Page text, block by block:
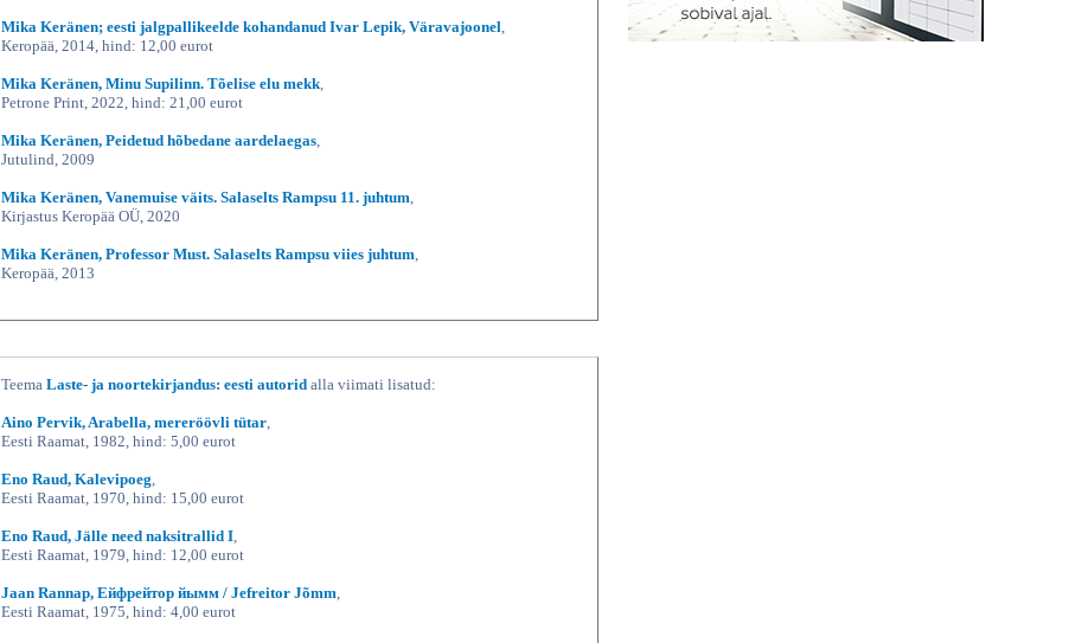
Mika Keränen; eesti jalgpallikeelde kohandanud Ivar Lepik, Väravajoonel,
Keropää, 2014, hind: 12,00 eurot
Mika Keränen, Minu Supilinn. Tõelise elu mekk,
Petrone Print, 2022, hind: 21,00 eurot
Mika Keränen, Peidetud hõbedane aardelaegas,
Jutulind, 2009
Mika Keränen, Vanemuise väits. Salaselts Rampsu 11. juhtum,
Kirjastus Keropää OÜ, 2020
Mika Keränen, Professor Must. Salaselts Rampsu viies juhtum,
Keropää, 2013
Teema Laste- ja noortekirjandus: eesti autorid alla viimati lisatud:
Aino Pervik, Arabella, mereröövli tütar,
Eesti Raamat, 1982, hind: 5,00 eurot
Eno Raud, Kalevipoeg,
Eesti Raamat, 1970, hind: 15,00 eurot
Eno Raud, Jälle need naksitrallid I,
Eesti Raamat, 1979, hind: 12,00 eurot
Jaan Rannap, Ейфрейтор йымм / Jefreitor Jõmm,
Eesti Raamat, 1975, hind: 4,00 eurot